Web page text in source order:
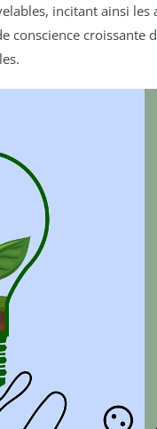
incitant ainsi
conscience croissante